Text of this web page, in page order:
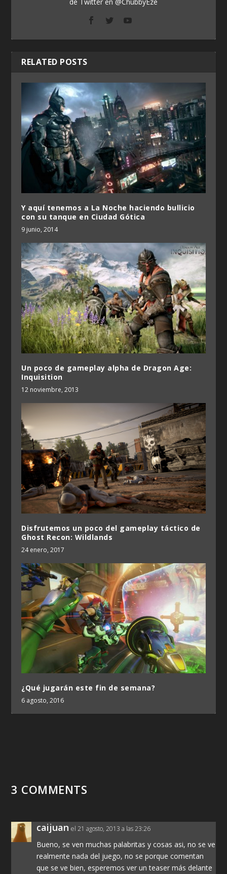
RELATED POSTS
Y aquí tenemos a La Noche haciendo bullicio
con su tanque en Ciudad Gótica
9 junio, 2014
Un poco de gameplay alpha de Dragon Age:
Inquisition
12 noviembre, 2013
Disfrutemos un poco del gameplay táctico de
Ghost Recon: Wildlands
24 enero, 2017
¿Qué jugarán este fin de semana?
6 agosto, 2016
3 COMMENTS
caijuan el 21 agosto, 2013 a las 23:26
Bueno, se ven muchas palabritas y cosas asi, no se ve
realmente nada del juego, no se porque comentan
que se ve bien, esperemos ver un teaser más delante